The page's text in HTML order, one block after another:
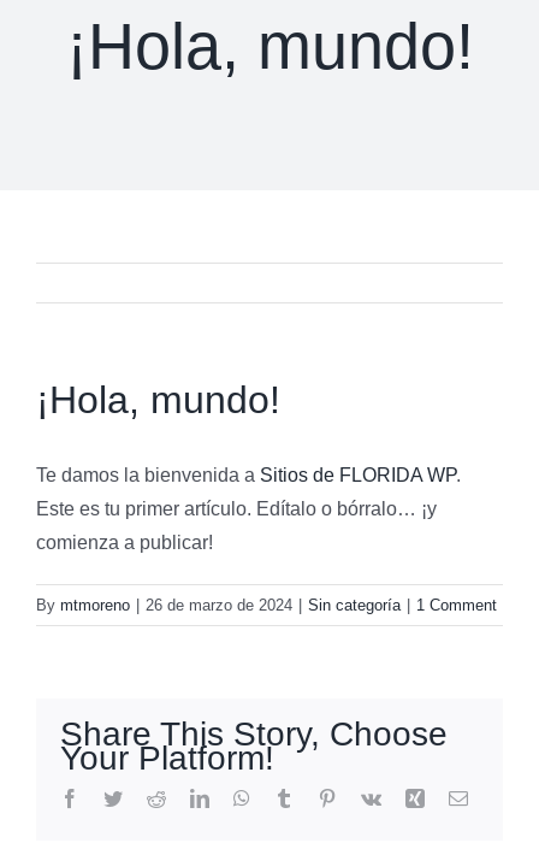
¡Hola, mundo!
¡Hola, mundo!
Te damos la bienvenida a Sitios de FLORIDA WP.
Este es tu primer artículo. Edítalo o bórralo… ¡y
comienza a publicar!
By mtmoreno | 26 de marzo de 2024 | Sin categoría | 1 Comment
Share This Story, Choose
Your Platform!
Facebook
TwitterRedditLinkedInWhatsApp
Tumblr Pinterest
Vk Xing Email